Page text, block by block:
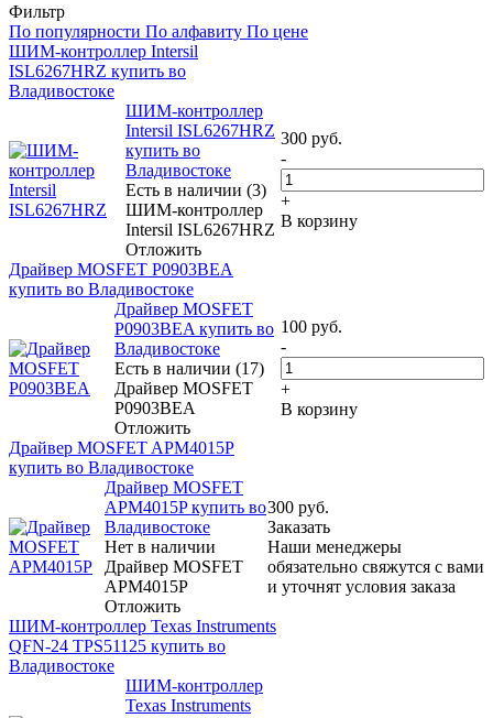
Фильтр
По популярности По алфавиту По цене
ШИМ-контроллер Intersil
ISL6267HRZ купить во
Владивостоке
ШИМ-контроллер
Intersil ISL6267HRZ
купить во
Владивостоке
Есть в наличии (3)
ШИМ-контроллер
Intersil ISL6267HRZ
Отложить
300 руб.
-
+
В корзину
Драйвер MOSFET P0903BEA
купить во Владивостоке
Драйвер MOSFET
P0903BEA купить во
Владивостоке
Есть в наличии (17)
Драйвер MOSFET
P0903BEA
Отложить
100 руб.
-
+
В корзину
Драйвер MOSFET APM4015P
купить во Владивостоке
Драйвер MOSFET
APM4015P купить во
Владивостоке
Нет в наличии
Драйвер MOSFET
APM4015P
Отложить
300 руб.
Заказать
Наши менеджеры
обязательно свяжутся с вами
и уточнят условия заказа
ШИМ-контроллер Texas Instruments
QFN-24 TPS51125 купить во
Владивостоке
ШИМ-контроллер
Texas Instruments